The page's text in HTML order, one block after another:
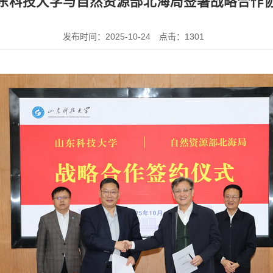
发布时间：2025-10-24 点击： 1301